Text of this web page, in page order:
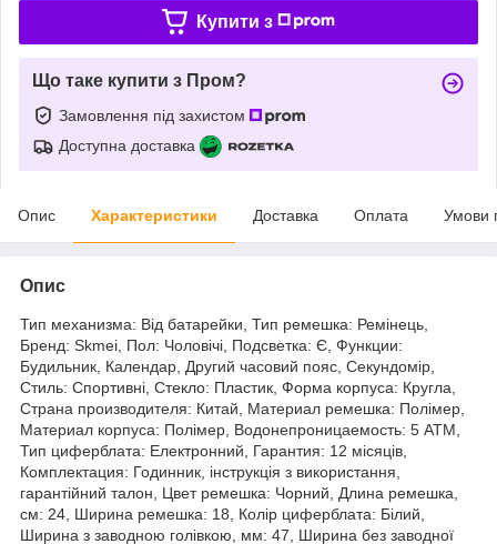
Купити з
Що таке купити з Пром?
Замовлення під захистом
Доступна доставка
Опис Характеристики Доставка Оплата Умови
Опис
Тип механизма: Від батарейки, Тип ремешка: Ремінець,
Бренд: Skmei, Пол: Чоловічі, Подсветка: Є, Функции:
Будильник, Календар, Другий часовий пояс, Секундомір,
Стиль: Спортивні, Стекло: Пластик, Форма корпуса: Кругла,
Страна производителя: Китай, Материал ремешка: Полімер,
Материал корпуса: Полімер, Водонепроницаемость: 5 ATM,
Тип циферблата: Електронний, Гарантия: 12 місяців,
Комплектация: Годинник, інструкція з використання,
гарантійний талон, Цвет ремешка: Чорний, Длина ремешка,
см: 24, Ширина ремешка: 18, Колір циферблата: Білий,
Ширина з заводною голівкою, мм: 47, Ширина без заводної